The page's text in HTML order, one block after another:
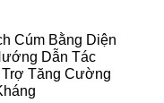
Cúm Bằng Diện
Dẫn Tác
Tăng Cường